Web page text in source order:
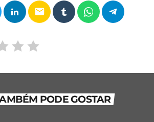
email
PODE GOSTAR